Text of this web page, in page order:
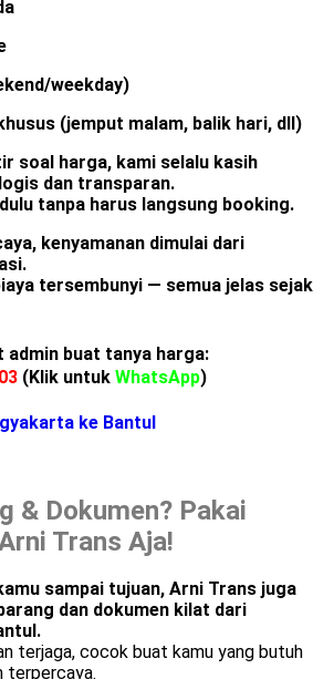
weekday)
(jemput malam, balik hari, dll)
soal harga, kami selalu kasih
dan transparan.
tanpa harus langsung booking.
kenyamanan dimulai dari
tersembunyi — semua jelas sejak
admin buat tanya harga:
(Klik untuk WhatsApp)
ke Bantul
& Dokumen? Pakai
Trans Aja!
sampai tujuan, Arni Trans juga
dan dokumen kilat dari
terjaga, cocok buat kamu yang butuh
terpercaya.